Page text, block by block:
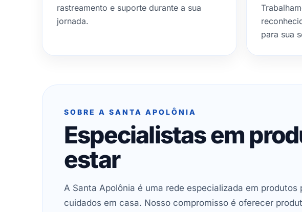
rastreamento e suporte durante a sua
jornada.
para sua
SOBRE A SANTA APOLÔNIA
Especialistas em
estar
A Santa Apolônia é uma rede especializada em
cuidados em casa. Nosso compromisso é oferecer